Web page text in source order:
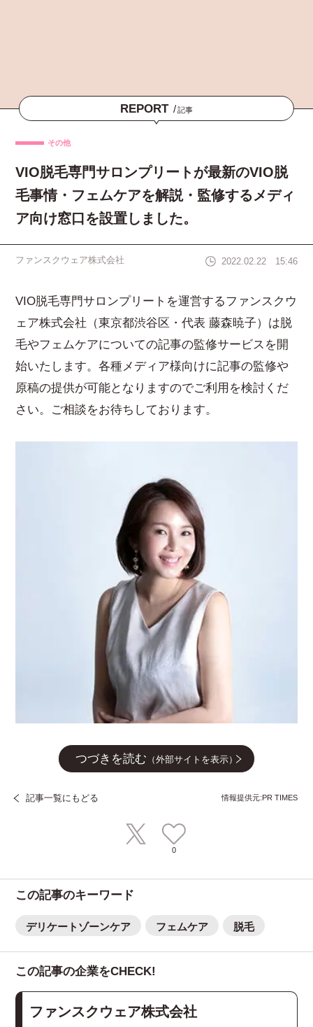
REPORT /記事
その他
VIO脱毛専門サロンプリートが最新のVIO脱
毛事情・フェムケアを解説・監修するメディ
ア向け窓口を設置しました。
ファンスクウェア株式会社 2022.02.22 15:46
VIO脱毛専門サロンプリートを運営するファンスクウ
ェア株式会社（東京都渋谷区・代表 藤森暁子）は脱
毛やフェムケアについての記事の監修サービスを開
始いたします。各種メディア様向けに記事の監修や
原稿の提供が可能となりますのでご利用を検討くだ
さい。ご相談をお待ちしております。
つづきを読む （外部サイトを表示）
記事一覧にもどる 情報提供元:PR TIMES
0
この記事のキーワード
デリケートゾーンケア フェムケア 脱毛
この記事の企業をCHECK!
ファンスクウェア株式会社